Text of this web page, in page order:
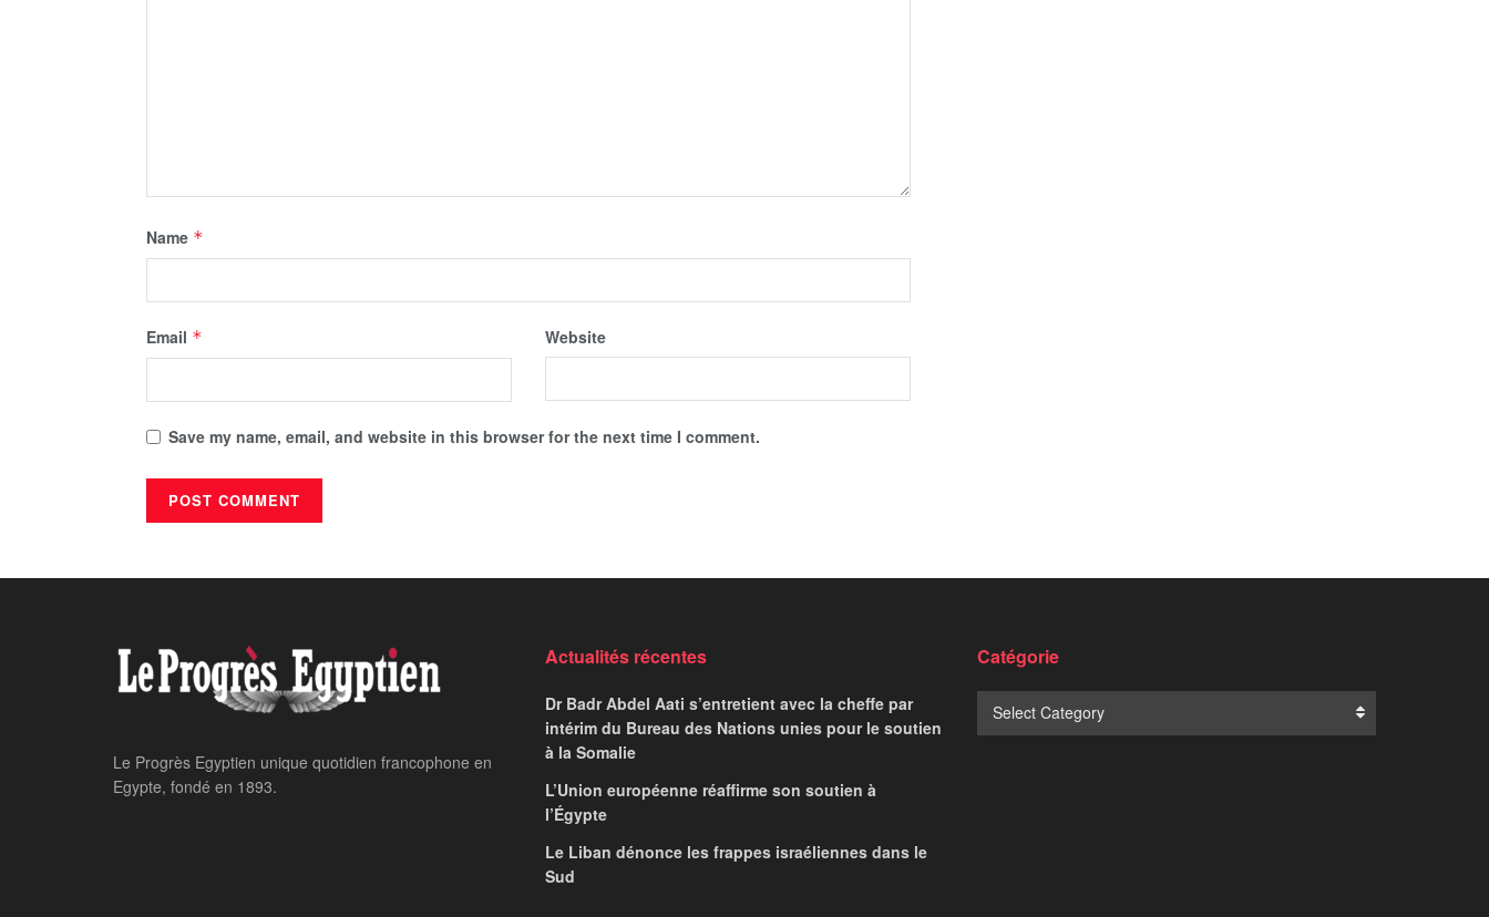
Name *
Email * Website
Save my name, email, and website in this browser for the next time I comment.
24 heures sur 24
Le président Al-Sissi se dirige vers
,News
Translate: